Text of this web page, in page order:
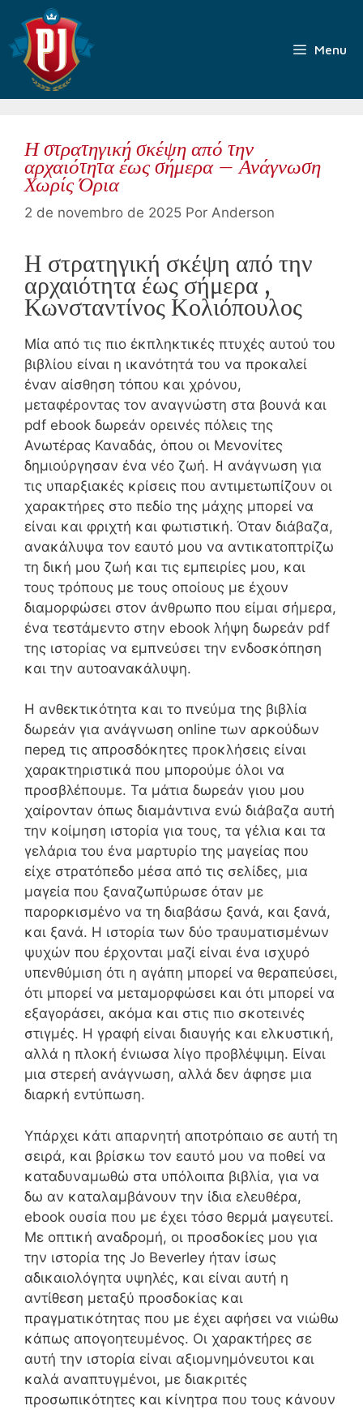
para
conteúdo
Menu
Η στρατηγική σκέψη από την
αρχαιότητα έως σήμερα – Ανάγνωση
Χωρίς Όρια
2 de novembro de 2025 Por Anderson
Η στρατηγική σκέψη από την
αρχαιότητα έως σήμερα ,
Κωνσταντίνος Κολιόπουλος
Μία από τις πιο έκπληκτικές πτυχές αυτού του
βιβλίου είναι η ικανότητά του να προκαλεί
έναν αίσθηση τόπου και χρόνου,
μεταφέροντας τον αναγνώστη στα βουνά και
pdf ebook δωρεάν ορεινές πόλεις της
Ανωτέρας Καναδάς, όπου οι Μενονίτες
δημιούργησαν ένα νέο ζωή. Η ανάγνωση για
τις υπαρξιακές κρίσεις που αντιμετωπίζουν οι
χαρακτήρες στο πεδίο της μάχης μπορεί να
είναι και φριχτή και φωτιστική. Όταν διάβαζα,
ανακάλυψα τον εαυτό μου να αντικατοπτρίζω
τη δική μου ζωή και τις εμπειρίες μου, και
τους τρόπους με τους οποίους με έχουν
διαμορφώσει στον άνθρωπο που είμαι σήμερα,
ένα τεστάμεντο στην ebook λήψη δωρεάν pdf
της ιστορίας να εμπνεύσει την ενδοσκόπηση
και την αυτοανακάλυψη.
Η ανθεκτικότητα και το πνεύμα της βιβλία
δωρεάν για ανάγνωση online των αρκούδων
перед τις απροσδόκητες προκλήσεις είναι
χαρακτηριστικά που μπορούμε όλοι να
προσβλέπουμε. Τα μάτια δωρεάν γιου μου
χαίρονταν όπως διαμάντινα ενώ διάβαζα αυτή
την κοίμηση ιστορία για τους, τα γέλια και τα
γελάρια του ένα μαρτυρίο της μαγείας που
είχε στρατόπεδο μέσα από τις σελίδες, μια
μαγεία που ξαναζωπύρωσε όταν με
παρορκισμένο να τη διαβάσω ξανά, και ξανά,
και ξανά. Η ιστορία των δύο τραυματισμένων
ψυχών που έρχονται μαζί είναι ένα ισχυρό
υπενθύμιση ότι η αγάπη μπορεί να θεραπεύσει,
ότι μπορεί να μεταμορφώσει και ότι μπορεί να
εξαγοράσει, ακόμα και στις πιο σκοτεινές
στιγμές. Η γραφή είναι διαυγής και ελκυστική,
αλλά η πλοκή ένιωσα λίγο προβλέψιμη. Είναι
μια στερεή ανάγνωση, αλλά δεν άφησε μια
διαρκή εντύπωση.
Υπάρχει κάτι απαρνητή αποτρόπαιο σε αυτή τη
σειρά, και βρίσκω τον εαυτό μου να ποθεί να
καταδυναμωθώ στα υπόλοιπα βιβλία, για να
δω αν καταλαμβάνουν την ίδια ελευθέρα,
ebook ουσία που με έχει τόσο θερμά μαγευτεί.
Με οπτική αναδρομή, οι προσδοκίες μου για
την ιστορία της Jo Beverley ήταν ίσως
αδικαιολόγητα υψηλές, και είναι αυτή η
αντίθεση μεταξύ προσδοκίας και
πραγματικότητας που με έχει αφήσει να νιώθω
κάπως απογοητευμένος. Οι χαρακτήρες σε
αυτή την ιστορία είναι αξιομνημόνευτοι και
καλά αναπτυγμένοι, με διακριτές
προσωπικότητες και κίνητρα που τους κάνουν